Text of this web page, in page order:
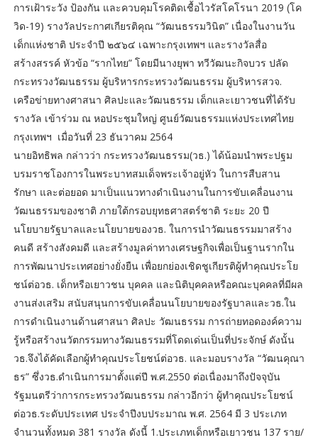
การเฝ้าระวัง ป้องกัน และควบคุมโรคติดเชื้อไวรัสโคโรนา 2019 (โค
วิด-19) รางวัลประกาศเกียรติคุณ “วัฒนธรรมวินิต” เนื่องในงานวัน
เด็กแห่งชาติ ประจำปี ๒๕๖๔ เฉพาะกรุงเทพฯ และรางวัลสื่อ
สร้างสรรค์ หัวข้อ “รากไทย” โดยมีนางยุพา ทวีวัฒนะกิจบวร ปลัด
กระทรวงวัฒนธรรม ผู้บริหารกระทรวงวัฒนธรรม ผู้บริหารสวจ.
เครือข่ายทางศาสนา ศิลปะและวัฒนธรรม เด็กและเยาวชนที่ได้รับ
รางวัล เข้าร่วม ณ หอประชุมใหญ่ ศูนย์วัฒนธรรมแห่งประเทศไทย
กรุงเทพฯ เมื่อวันที่ 23 ธันวาคม 2564
นายอิทธิพล กล่าวว่า กระทรวงวัฒนธรรม(วธ.) ได้น้อมนำพระปฐม
บรมราชโองการในพระบาทสมเด็จพระเจ้าอยู่หัว ในการสืบสาน
รักษา และต่อยอด มาเป็นแนวทางดำเนินงานในการขับเคลื่อนงาน
วัฒนธรรมของชาติ ภายใต้กรอบยุทธศาสตร์ชาติ ระยะ 20 ปี
นโยบายรัฐบาลและนโยบายของวธ. ในการนำวัฒนธรรมมาสร้าง
คนดี สร้างสังคมดี และสร้างมูลค่าทางเศรษฐกิจเพื่อเป็นฐานรากใน
การพัฒนาประเทศอย่างยั่งยืน เพื่อยกย่องเชิดชูเกียรติผู้ทำคุณประโย
ชน์ต่อวธ. เด็กหรือเยาวชน บุคคล และนิติบุคคลหรือคณะบุคคลที่มีผล
งานส่งเสริม สนับสนุนการขับเคลื่อนนโยบายของรัฐบาลและวธ.ใน
การดำเนินงานด้านศาสนา ศิลปะ วัฒนธรรม การถ่ายทอดองค์ความ
รู้หรือสร้างนวัตกรรมทางวัฒนธรรมที่โดดเด่นเป็นที่ประจักษ์ ดังนั้น
วธ.จึงได้คัดเลือกผู้ทำคุณประโยชน์ต่อวธ. และมอบรางวัล “วัฒนคุณา
ธร” ซึ่งวธ.ดำเนินการมาตั้งแต่ปี พ.ศ.2550 ต่อเนื่องมาถึงปัจจุบัน
รัฐมนตรีว่าการกระทรวงวัฒนธรรม กล่าวอีกว่า ผู้ทำคุณประโยชน์
ต่อวธ.ระดับประเทศ ประจำปีงบประมาณ พ.ศ. 2564 มี 3 ประเภท
จำนวนทั้งหมด 381 รางวัล ดังนี้ 1.ประเภทเด็กหรือเยาวชน 137 ราย/